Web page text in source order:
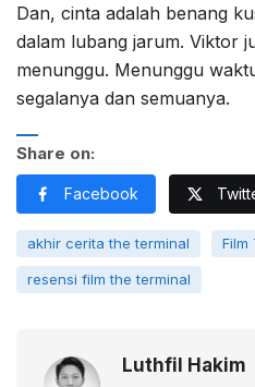
Dan, cinta adalah benang
dalam lubang jarum. Viktor
menunggu. Menunggu
segalanya dan semuanya.
Share on:
Facebook
akhir cerita the terminal Film
resensi film the terminal
Luthfil Hakim